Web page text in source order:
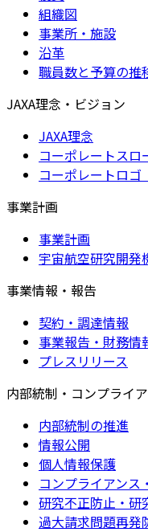
組織図
事業所・施設
沿革
職員数と予算の推
JAXA理念・ビジョン
JAXA理念
コーポレートスロ
コーポレートロゴ
事業計画
事業計画
宇宙航空研究開発
事業情報・報告
契約・調達情報
事業報告・財務情
プレスリリース
内部統制・コンプライ
内部統制の推進
情報公開
個人情報保護
コンプライアンス
研究不正防止・研
過大請求問題再発